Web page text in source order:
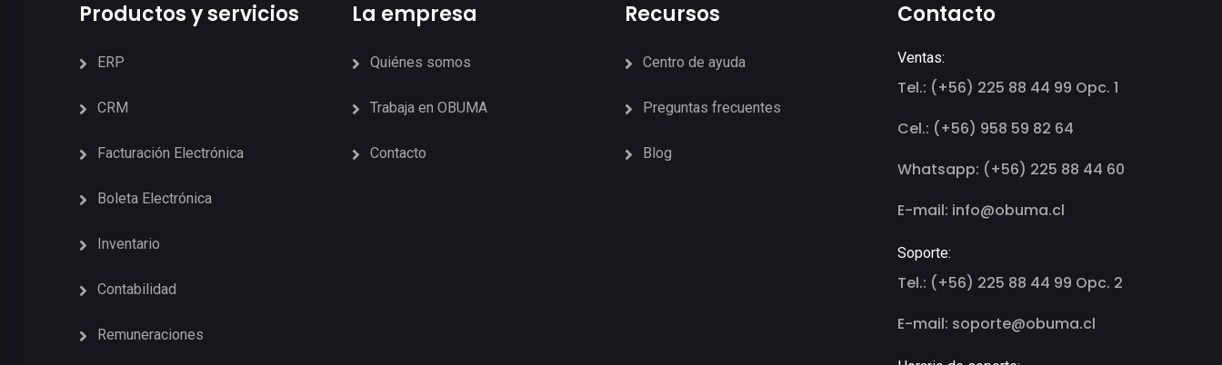
Productos y servicios
ERP
CRM
Facturación Electrónica
Boleta Electrónica
Inventario
Contabilidad
Remuneraciones
La empresa
Quiénes somos
Trabaja en OBUMA
Contacto
Recursos
Centro de ayuda
Preguntas frecuentes
Blog
Contacto
Ventas:
Tel.: (+56) 225 88 44 99 Opc. 1
Cel.: (+56) 958 59 82 64
Whatsapp: (+56) 225 88 44 60
E-mail: info@obuma.cl
Soporte:
Tel.: (+56) 225 88 44 99 Opc. 2
E-mail: soporte@obuma.cl